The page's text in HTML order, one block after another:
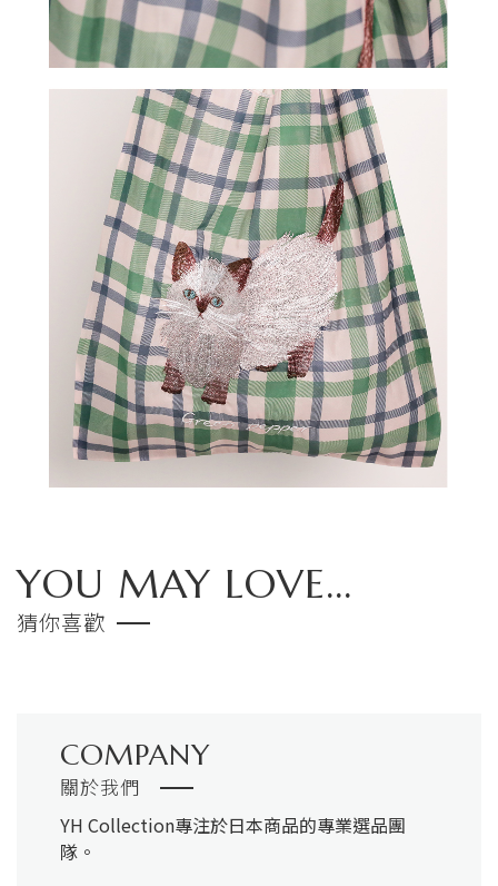
YOU MAY LOVE...
猜你喜歡
COMPANY
關於我們
YH Collection專注於日本商品的專業選品團
隊。